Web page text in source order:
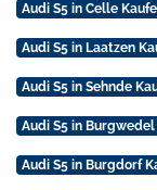
Audi S5 in Celle
Audi S5 in Laatzen
Audi S5 in Sehnde
Audi S5 in
Audi S5 in Burgdorf